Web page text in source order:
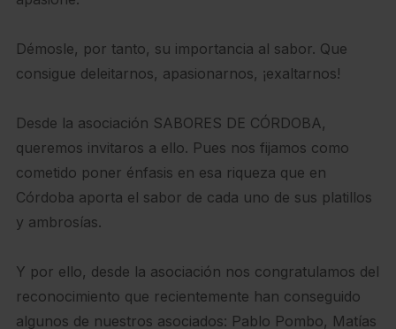
Démosle, por tanto, su importancia al sabor. Que
consigue deleitarnos, apasionarnos, ¡exaltarnos!
Desde la asociación SABORES DE CÓRDOBA,
queremos invitaros a ello. Pues nos fijamos como
cometido poner énfasis en esa riqueza que en
Córdoba aporta el sabor de cada uno de sus platillos
y ambrosías.
Y por ello, desde la asociación nos congratulamos del
reconocimiento que recientemente han conseguido
algunos de nuestros asociados: Pablo Pombo, Matías